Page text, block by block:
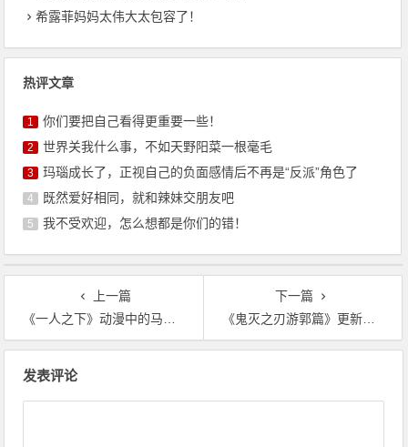
希露菲妈妈太伟大太包容了！
热评文章
1 你们要把自己看得更重要一些！
2 世界关我什么事，不如天野阳菜一根毫毛
3 玛瑙成长了，正视自己的负面感情后不再是“反派”角色了
4 既然爱好相同，就和辣妹交朋友吧
5 我不受欢迎，怎么想都是你们的错！
上一篇
《一人之下》动漫中的马仙洪，他的全球异人化主张是对是错？
下一篇
《鬼灭之刃游郭篇》更新后，上了热搜，推特流行热度更是世界第一
发表评论